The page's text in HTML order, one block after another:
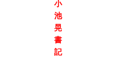
小
池
晃
書
記